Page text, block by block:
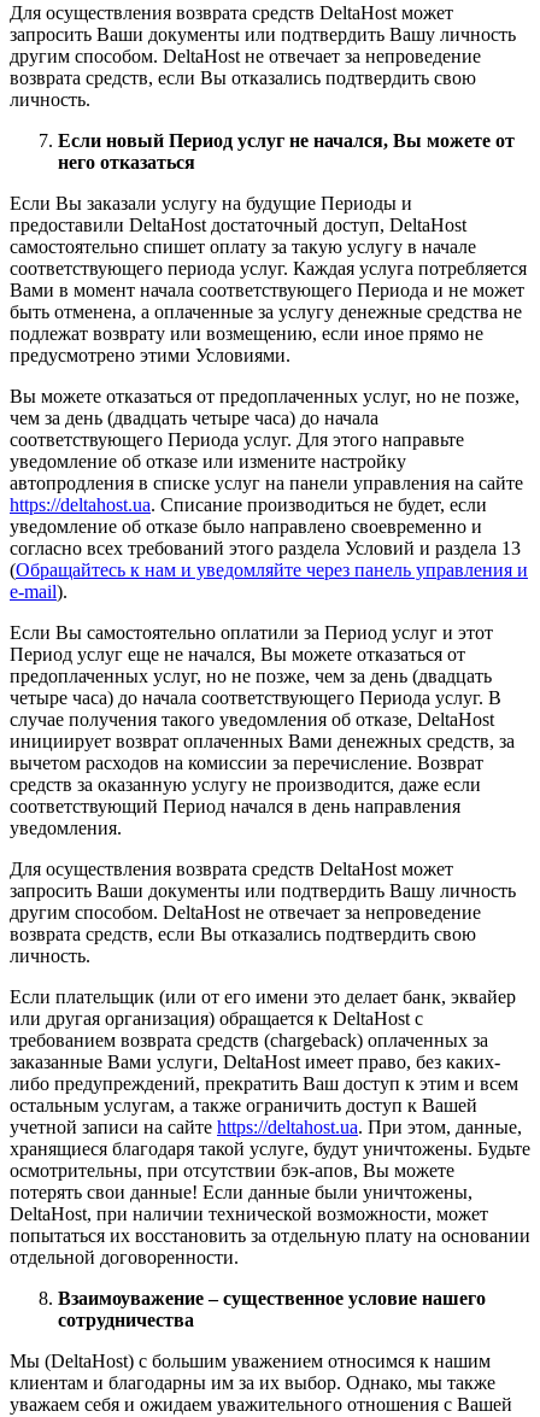
Для осуществления возврата средств DeltaHost может
запросить Ваши документы или подтвердить Вашу личность
другим способом. DeltaHost не отвечает за непроведение
возврата средств, если Вы отказались подтвердить свою
личность.
Если новый Период услуг не начался, Вы можете от
него отказаться
Если Вы заказали услугу на будущие Периоды и
предоставили DeltaHost достаточный доступ, DeltaHost
самостоятельно спишет оплату за такую услугу в начале
соответствующего периода услуг. Каждая услуга потребляется
Вами в момент начала соответствующего Периода и не может
быть отменена, а оплаченные за услугу денежные средства не
подлежат возврату или возмещению, если иное прямо не
предусмотрено этими Условиями.
Вы можете отказаться от предоплаченных услуг, но не позже,
чем за день (двадцать четыре часа) до начала
соответствующего Периода услуг. Для этого направьте
уведомление об отказе или измените настройку
автопродления в списке услуг на панели управления на сайте
https://deltahost.ua. Списание производиться не будет, если
уведомление об отказе было направлено своевременно и
согласно всех требований этого раздела Условий и раздела 13
(Обращайтесь к нам и уведомляйте через панель управления и
e-mail).
Если Вы самостоятельно оплатили за Период услуг и этот
Период услуг еще не начался, Вы можете отказаться от
предоплаченных услуг, но не позже, чем за день (двадцать
четыре часа) до начала соответствующего Периода услуг. В
случае получения такого уведомления об отказе, DeltaHost
инициирует возврат оплаченных Вами денежных средств, за
вычетом расходов на комиссии за перечисление. Возврат
средств за оказанную услугу не производится, даже если
соответствующий Период начался в день направления
уведомления.
Для осуществления возврата средств DeltaHost может
запросить Ваши документы или подтвердить Вашу личность
другим способом. DeltaHost не отвечает за непроведение
возврата средств, если Вы отказались подтвердить свою
личность.
Если плательщик (или от его имени это делает банк, эквайер
или другая организация) обращается к DeltaHost с
требованием возврата средств (chargeback) оплаченных за
заказанные Вами услуги, DeltaHost имеет право, без каких-
либо предупреждений, прекратить Ваш доступ к этим и всем
остальным услугам, а также ограничить доступ к Вашей
учетной записи на сайте https://deltahost.ua. При этом, данные,
хранящиеся благодаря такой услуге, будут уничтожены. Будьте
осмотрительны, при отсутствии бэк-апов, Вы можете
потерять свои данные! Если данные были уничтожены,
DeltaHost, при наличии технической возможности, может
попытаться их восстановить за отдельную плату на основании
отдельной договоренности.
Взаимоуважение – существенное условие нашего
сотрудничества
Мы (DeltaHost) с большим уважением относимся к нашим
клиентам и благодарны им за их выбор. Однако, мы также
уважаем себя и ожидаем уважительного отношения с Вашей